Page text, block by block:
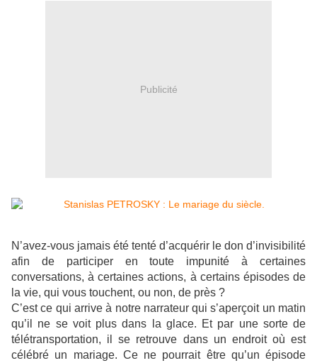
Publicité
N’avez-vous jamais été tenté d’acquérir le don d’invisibilité
afin de participer en toute impunité à certaines
conversations, à certaines actions, à certains épisodes de
la vie, qui vous touchent, ou non, de près ?
C’est ce qui arrive à notre narrateur qui s’aperçoit un matin
qu’il ne se voit plus dans la glace. Et par une sorte de
télétransportation, il se retrouve dans un endroit où est
célébré un mariage. Ce ne pourrait être qu’un épisode